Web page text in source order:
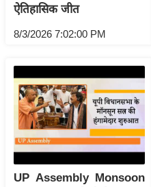
प्र
भु
हि
मा
ध
र्म
स्थ
ल
ऐतिहासिक जीत
8/3/2026 7:02:00 PM
UP Assembly Monsoon